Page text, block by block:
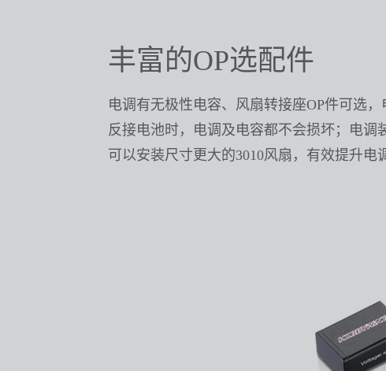
丰富的OP选配件
电调有无极性电容、风扇转接座OP件可选，
反接电池时，电调及电容都不会损坏；电调
可以安装尺寸更大的3010风扇，有效提升电